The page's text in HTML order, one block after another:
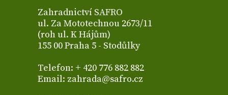
Zahradnictví SAFRO
ul. Za Mototechnou 2673/11
(roh ul. K Hájům)
155 00 Praha 5 - Stodůlky
Telefon: + 420 776 882 882
Email: zahrada@safro.cz